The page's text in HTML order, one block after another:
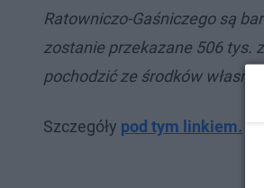
Ratowniczo-Gaśniczego są
zostanie przekazane 506 tys.
pochodzić ze środków
Szczegóły pod tym linkiem.